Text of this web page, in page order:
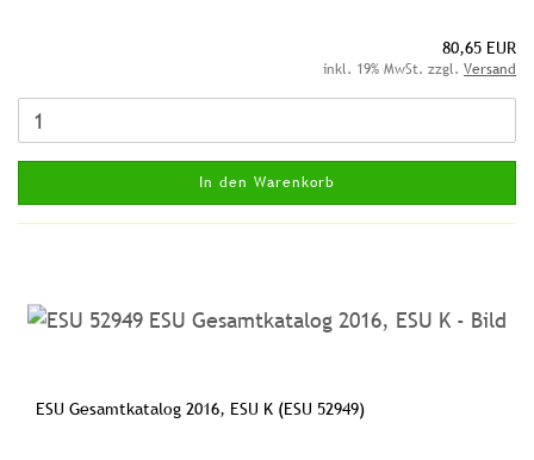
80,65 EUR
inkl. 19% MwSt. zzgl. Versand
In den Warenkorb
ESU Gesamtkatalog 2016, ESU K (ESU 52949)